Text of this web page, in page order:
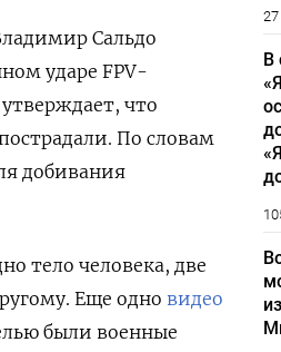
Сальдо
ударе FPV-
что
По словам
добивания
тело человека, две
Еще одно видео
были военные